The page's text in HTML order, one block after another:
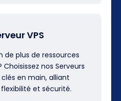
VPS
de plus de ressources
nos Serveurs
clés en main, alliant
et sécurité.